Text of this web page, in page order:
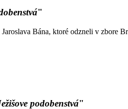
"
Bána, ktoré odzneli v zbore
podobenstvá"